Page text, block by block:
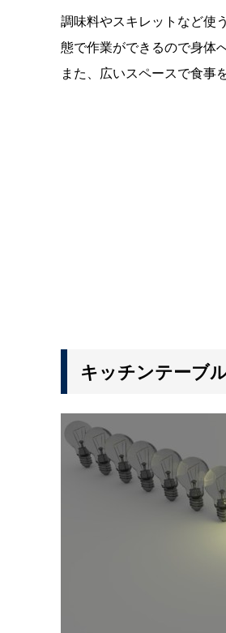
調味料やスキレットなど使
態で作業ができるので身体
また、広いスペースで食事
キッチンテーブ